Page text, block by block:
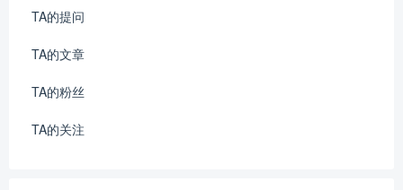
TA的提问
TA的文章
TA的粉丝
TA的关注